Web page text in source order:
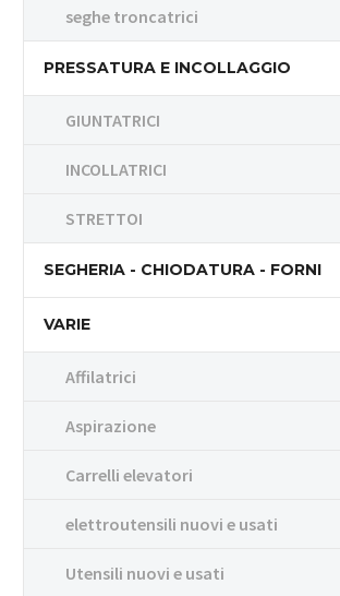
seghe troncatrici
PRESSATURA E INCOLLAGGIO
GIUNTATRICI
INCOLLATRICI
STRETTOI
SEGHERIA - CHIODATURA - FORNI
VARIE
Affilatrici
Aspirazione
Carrelli elevatori
elettroutensili nuovi e usati
Utensili nuovi e usati